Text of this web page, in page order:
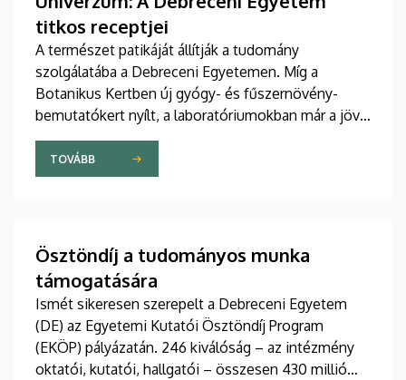
titkos receptjei
A természet patikáját állítják a tudomány
szolgálatába a Debreceni Egyetemen. Míg a
Botanikus Kertben új gyógy- és fűszernövény-
bemutatókert nyílt, a laboratóriumokban már a jövő
természetes gyógyszereit tökéletesítik a kutatók.
A nemzetközileg is elismert debreceni fejlesztések
– a bőrbarát rózsakrémtől a normál vércukorszintet
M. Tóth Ildikó Sajtóközpont saját gyártású
tudományos sorozatának legújabb riportjában.
TOVÁBB
Ösztöndíj a tudományos munka
támogatására
Ismét sikeresen szerepelt a Debreceni Egyetem
(DE) az Egyetemi Kutatói Ösztöndíj Program
(EKÖP) pályázatán. 246 kiválóság – az intézmény
oktatói, kutatói, hallgatói – összesen 430 millió